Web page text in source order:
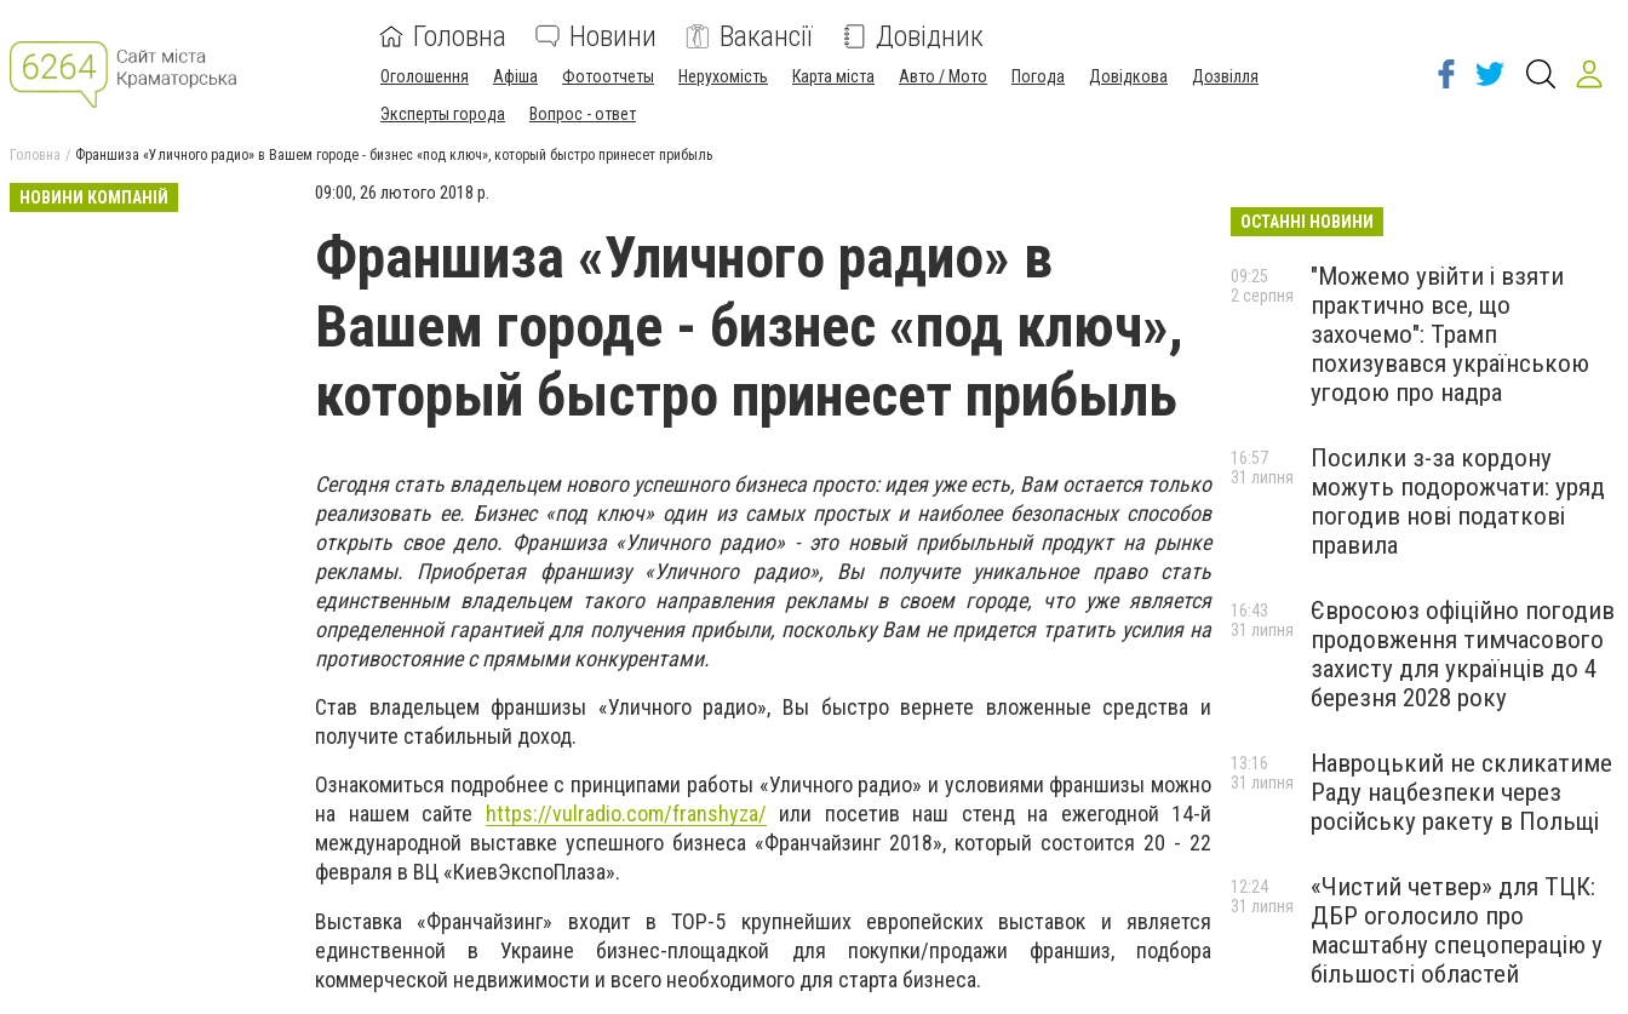
Головна Новини Вакансії Довідник
Оголошення Афіша Фотоотчеты Нерухомість Карта міста Авто / Мото Погода Довідкова
Дозвілля
Эксперты города
Вопрос - ответ
Головна Франшиза «Уличного радио» в Вашем городе - бизнес «под ключ», который быстро принесет прибыль
НОВИНИ КОМПАНІЙ 09:00, 26 лютого 2018 р.
Франшиза «Уличного радио» в
Вашем городе - бизнес «под ключ»,
который быстро принесет прибыль
Сегодня стать владельцем нового успешного бизнеса просто: идея уже есть, Вам остается только
реализовать ее. Бизнес «под ключ» один из самых простых и наиболее безопасных способов
открыть свое дело. Франшиза «Уличного радио» - это новый прибыльный продукт на рынке
рекламы. Приобретая франшизу «Уличного радио», Вы получите уникальное право стать
единственным владельцем такого направления рекламы в своем городе, что уже является
определенной гарантией для получения прибыли, поскольку Вам не придется тратить усилия на
противостояние с прямыми конкурентами.
Став владельцем франшизы «Уличного радио», Вы быстро вернете вложенные средства и
получите стабильный доход.
Ознакомиться подробнее с принципами работы «Уличного радио» и условиями франшизы можно
на нашем сайте
https://vulradio.com/franshyza/ или посетив наш стенд на ежегодной 14-й
международной выставке успешного бизнеса «Франчайзинг 2018», который состоится 20 - 22
февраля в ВЦ «КиевЭкспоПлаза».
Выставка «Франчайзинг» входит в ТОР-5 крупнейших европейских выставок и является
единственной в Украине бизнес-площадкой для покупки/продажи франшиз, подбора
коммерческой недвижимости и всего необходимого для старта бизнеса.
ОСТАННІ НОВИНИ
"Можемо увійти і взяти
практично все, що
захочемо": Трамп
похизувався українською
угодою про надра
09:25
2 серпня
Посилки з-за кордону
можуть подорожчати: уряд
погодив нові податкові
правила
16:57
31 липня
Євросоюз офіційно погодив
продовження тимчасового
захисту для українців до 4
березня 2028 року
16:43
31 липня
Навроцький не скликатиме
Раду нацбезпеки через
російську ракету в Польщі
13:16
31 липня
«Чистий четвер» для ТЦК:
ДБР оголосило про
масштабну спецоперацію у
більшості областей
12:24
31 липня